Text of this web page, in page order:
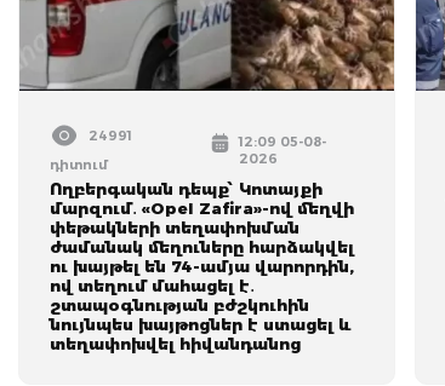
24991
դիտում
12:09 05-08-
2026
Ողբերգական դեպք՝ Կոտայքի
մարզում․ «Opel Zafira»-ով մեղվի
փեթակների տեղափոխման
ժամանակ մեղուները հարձակվել
ու խայթել են 74-ամյա վարորդին,
ով տեղում մահացել է․
շտապօգնության բժշկուհին
նույնպես խայթոցներ է ստացել և
տեղափոխվել հիվանդանոց